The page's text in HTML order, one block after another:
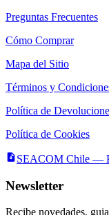
Preguntas Frecuentes
Cómo Comprar
Mapa del Sitio
Términos y
Política de
Política de Cookies
SEACOM Chile —
Newsletter
Recibe novedades,